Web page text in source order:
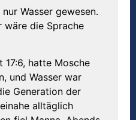
Wasser gewesen.
wäre die Sprache
17:6, hatte Mosche
und Wasser war
Generation der
alltäglich